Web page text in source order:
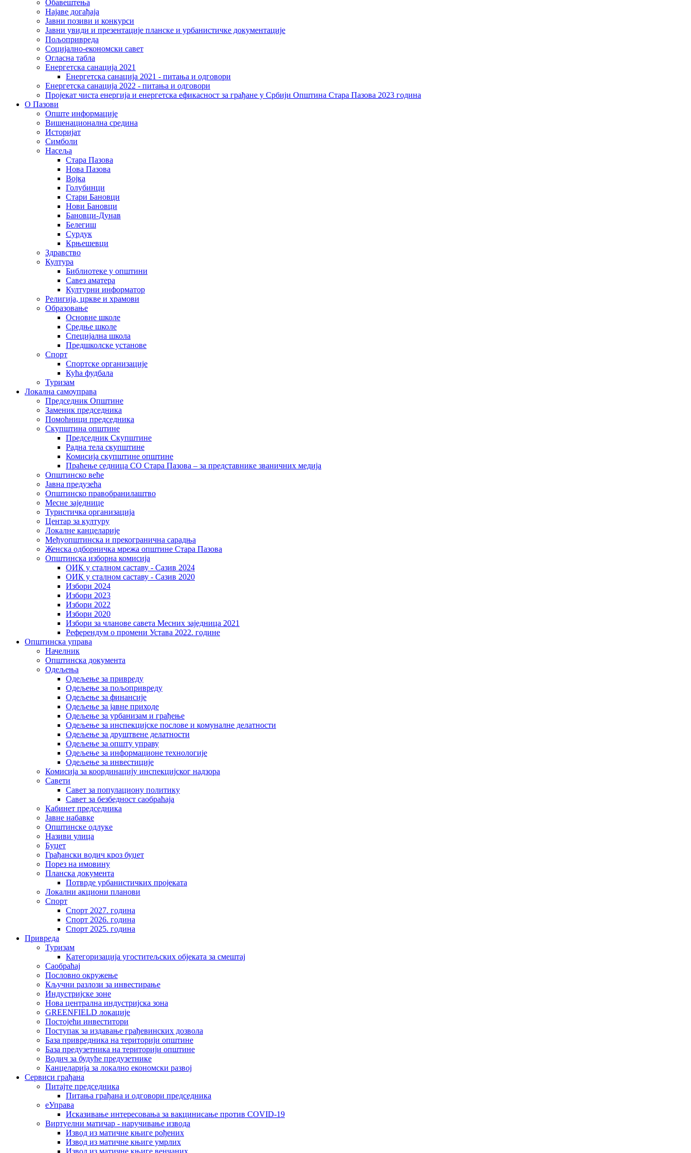
Обавештења
Најаве догађаја
Јавни позиви и конкурси
Јавни увиди и презентације планске и урбанистичке документације
Пољопривреда
Социјално-економски сaвет
Огласна табла
Енергетска санација 2021
Енергетска санација 2021 - питања и одговори
Енергетска санација 2022 - питања и одговори
Пројекат чиста енергија и енергетска ефикасност за грађане у Србији Општина Стара Пазова 2023 година
О Пазови
Опште информације
Вишенационална средина
Историјат
Симболи
Насеља
Стара Пазова
Нова Пазова
Војка
Голубинци
Стари Бановци
Нови Бановци
Бановци-Дунав
Белегиш
Сурдук
Крњешевци
Здравство
Култура
Библиотеке у општини
Савез аматера
Културни информатор
Религија, цркве и храмови
Образовање
Основне школе
Средње школе
Специјална школа
Предшколске установе
Спорт
Спортске организације
Кућа фудбала
Туризам
Локална самоуправа
Председник Општине
Заменик председника
Помоћници председника
Скупштина општине
Председник Скупштине
Радна тела скупштине
Комисија скупштине општине
Праћење седница СО Стара Пазова – за представнике званичних медија
Општинско веће
Јавна предузећа
Општинско правобранилаштво
Месне заједнице
Туристичка организација
Центaр за културу
Локалне канцеларије
Међуопштинска и прекогранична сарадња
Женска одборничка мрежа општине Стара Пазова
Општинска изборна комисија
ОИК у сталном саставу - Сазив 2024
ОИК у сталном саставу - Сазив 2020
Избори 2024
Избори 2023
Избори 2022
Избори 2020
Избори за чланове савета Месних заједница 2021
Референдум о промени Устава 2022. године
Општинска управа
Начелник
Општинска документа
Одељења
Одељење за привреду
Одељење за пољопривреду
Одељење за финансије
Одељење за јавне приходе
Одељење за урбанизам и грађење
Одељење за инспекцијске послове и комуналне делатности
Одељење за друштвене делатности
Одељење за општу управу
Одељење за информационе технологије
Одељење за инвестиције
Комисија за координацију инспекцијског надзора
Савети
Савет за популациону политику
Савет за безбедност саобраћаја
Кабинет председника
Јавне набавке
Општинске одлуке
Називи улица
Буџет
Грађански водич кроз буџет
Порез на имовину
Планска документа
Потврде урбанистичких пројеката
Локални акциони планови
Спорт
Спорт 2027. година
Спорт 2026. година
Спорт 2025. година
Привреда
Туризам
Категоризација угоститељских објеката за смештај
Саобраћај
Пословно окружење
Кључни разлози за инвестирање
Индустријске зоне
Нова централна индустријска зона
GREENFIELD локације
Постојећи инвеститори
Поступак за издавање грађевинских дозвола
База привредника на територији општине
База предузетника на територији општине
Водич за будуће предузетнике
Канцеларија за локално економски развој
Сервиси грађана
Питајте председника
Питања грађана и одговори председника
еУправа
Исказивање интересовања за вакцинисање против COVID-19
Виртуелни матичар - наручивање извода
Извод из матичне књиге рођених
Извод из матичне књиге умрлих
Извод из матичне књиге венчаних